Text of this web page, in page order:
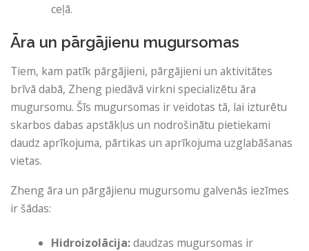
ceļā.
Āra un pārgājienu mugursomas
Tiem, kam patīk pārgājieni, pārgājieni un aktivitātes
brīvā dabā, Zheng piedāvā virkni specializētu āra
mugursomu. Šīs mugursomas ir veidotas tā, lai izturētu
skarbos dabas apstākļus un nodrošinātu pietiekami
daudz aprīkojuma, pārtikas un aprīkojuma uzglabāšanas
vietas.
Zheng āra un pārgājienu mugursomu galvenās iezīmes
ir šādas:
Hidroizolācija:daudzas mugursomas ir